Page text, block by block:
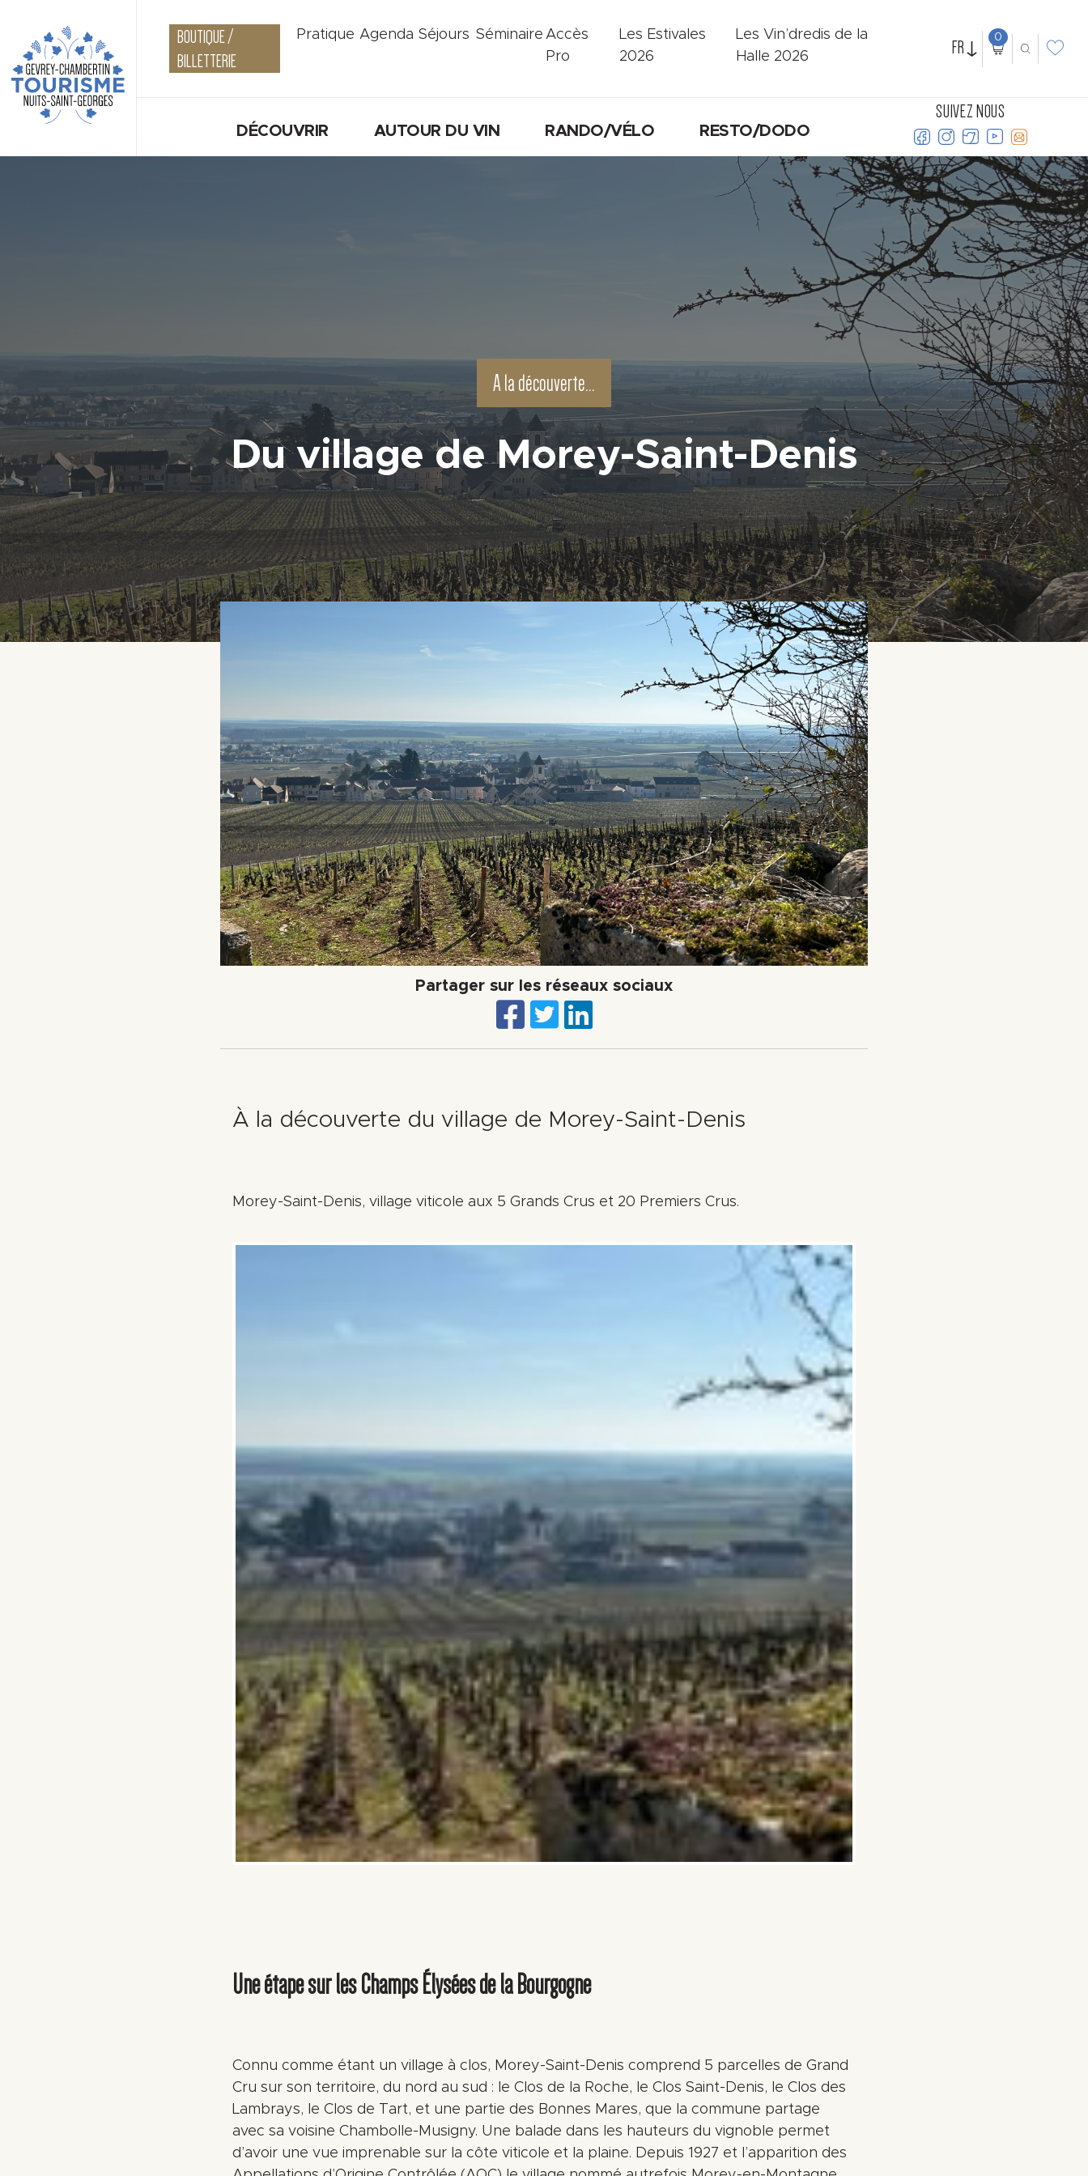
BOUTIQUE /
BILLETTERIE
Pratique Agenda Séjours Séminaire Accès
Pro
Les Estivales
2026
Les Vin’dredis de la
Halle 2026
FR 0
DÉCOUVRIR AUTOUR DU VIN RANDO/VÉLO RESTO/DODO
SUIVEZ NOUS
A la découverte...
Du village de Morey-Saint-Denis
Partager sur les réseaux sociaux
À la découverte du village de Morey-Saint-Denis
Morey-Saint-Denis, village viticole aux 5 Grands Crus et 20 Premiers Crus.
Une étape sur les Champs Élysées de la Bourgogne
Connu comme étant un village à clos, Morey-Saint-Denis comprend 5 parcelles de Grand
Cru sur son territoire, du nord au sud : le Clos de la Roche, le Clos Saint-Denis, le Clos des
Lambrays, le Clos de Tart, et une partie des Bonnes Mares, que la commune partage
avec sa voisine Chambolle-Musigny. Une balade dans les hauteurs du vignoble permet
d’avoir une vue imprenable sur la côte viticole et la plaine. Depuis 1927 et l’apparition des